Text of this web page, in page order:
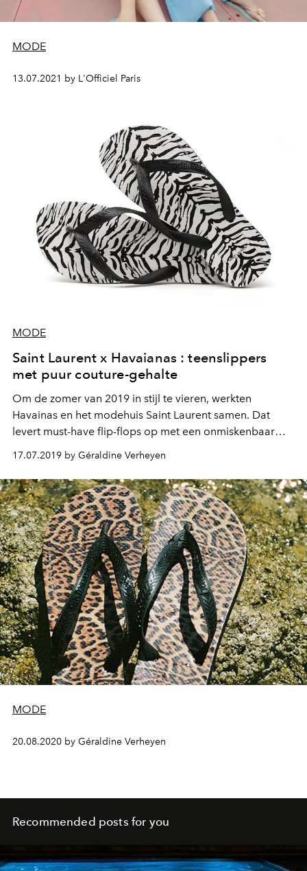
MODE
13.07.2021 by L'Officiel Paris
MODE
Saint Laurent x Havaianas : teenslippers
met puur couture-gehalte
Om de zomer van 2019 in stijl te vieren, werkten
Havainas en het modehuis Saint Laurent samen. Dat
levert must-have flip-flops op met een onmiskenbaar
couture-gehalte.
17.07.2019 by Géraldine Verheyen
MODE
20.08.2020 by Géraldine Verheyen
Recommended posts for you